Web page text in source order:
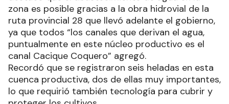
zona es posible gracias a la obra hidrovial de la
ruta provincial 28 que llevó adelante el gobierno,
ya que todos “los canales que derivan el agua,
puntualmente en este núcleo productivo es el
canal Cacique Coquero” agregó.
Recordó que se registraron seis heladas en esta
cuenca productiva, dos de ellas muy importantes,
lo que requirió también tecnología para cubrir y